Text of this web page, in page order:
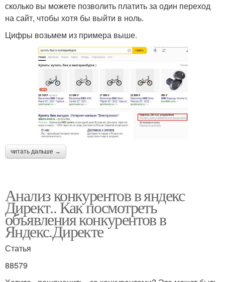
сколько вы можете позволить платить за один переход
на сайт, чтобы хотя бы выйти в ноль.
Цифры возьмем из примера выше.
читать дальше →
Анализ конкурентов в яндекс
Директ.. Как посмотреть
объявления конкурентов в
Яндекс.Директе
Статья
88579